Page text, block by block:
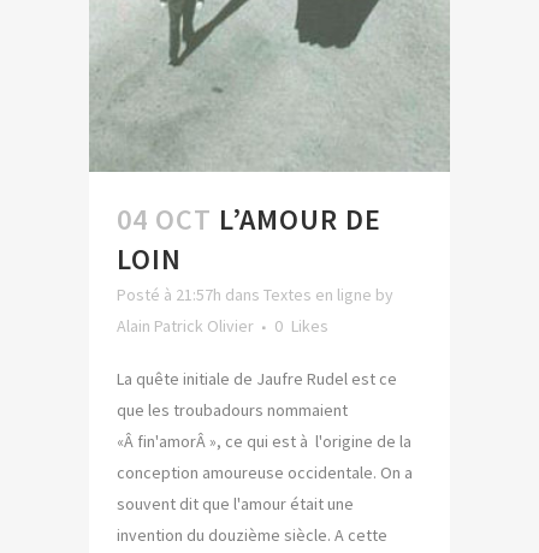
04 OCT L’AMOUR DE
LOIN
Posté à 21:57h dans Textes en ligne by
Alain Patrick Olivier
0 Likes
La quête initiale de Jaufre Rudel est ce
que les troubadours nommaient
«Â fin'amorÂ », ce qui est à l'origine de la
conception amoureuse occidentale. On a
souvent dit que l'amour était une
invention du douzième siècle. A cette